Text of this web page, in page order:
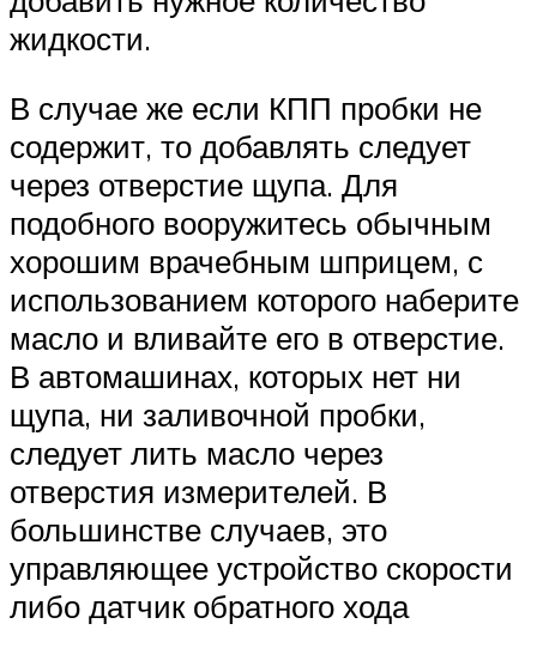
жидкости.
В случае же если КПП пробки не
содержит, то добавлять следует
через отверстие щупа. Для
подобного вооружитесь обычным
хорошим врачебным шприцем, с
использованием которого наберите
масло и вливайте его в отверстие.
В автомашинах, которых нет ни
щупа, ни заливочной пробки,
следует лить масло через
отверстия измерителей. В
большинстве случаев, это
управляющее устройство скорости
либо датчик обратного хода